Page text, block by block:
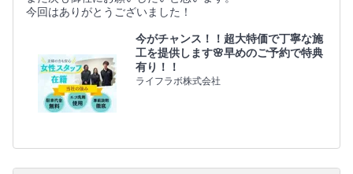
今回はありがとうございました！
今がチャンス！！超大特価で丁寧な施
工を提供します🌸早めのご予約で特典
有り！！
ライフラボ株式会社